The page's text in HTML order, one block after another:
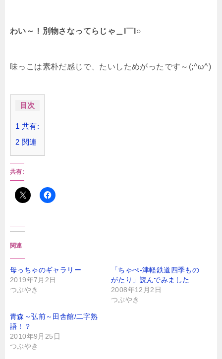
わい～！別物さなってらじゃ＿l￣l○
味っこは素朴だ感じで、たいしためがったです～(;^ω^)
目次
1 共有:
2 関連
共有:
関連
母っちゃのギャラリー
2019年7月2日
つぶやき
「ちゃぺ-津軽鉄道四季もの
がたり」読んでみました
2008年12月2日
つぶやき
青森～弘前～田舎館/二字熟
語！？
2010年9月25日
つぶやき